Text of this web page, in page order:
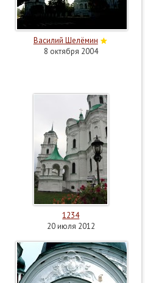
Василий Шелёмин
8 октября 2004
1234
20 июля 2012